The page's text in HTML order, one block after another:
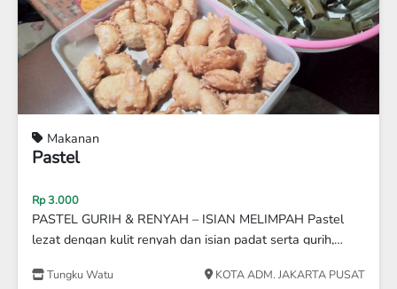
Makanan
Otak Otak Basreng Sambel Goang
Rp 15.000
basreng gurih dan sambal pedas
Bumi Akang KAB. TANGERANG